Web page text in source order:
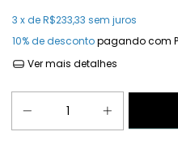
3 x deR$233,33 sem juros
10% de descontopagando com
Ver mais detalhes